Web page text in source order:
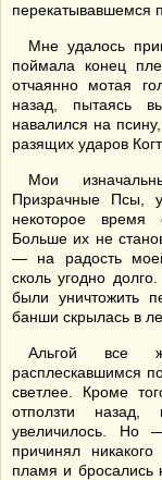
перекатывавшемся
Мне удалось
поймала конец
отчаянно мотая
назад, пытаясь
навалился на
разящих ударов
Мои
Призрачные Псы,
некоторое время
Больше их не
— на радость
сколь угодно
были уничтожить
банши скрылась в
Альгой все
расплескавшимся
светлее. Кроме
отползти
увеличилось. Но
причинял
пламя и бросались